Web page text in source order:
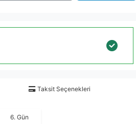
Taksit Seçenekleri
6. Gün